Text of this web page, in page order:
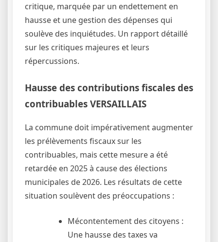
critique, marquée par un endettement en
hausse et une gestion des dépenses qui
soulève des inquiétudes. Un rapport détaillé
sur les critiques majeures et leurs
répercussions.
Hausse des contributions fiscales des
contribuables VERSAILLAIS
La commune doit impérativement augmenter
les prélèvements fiscaux sur les
contribuables, mais cette mesure a été
retardée en 2025 à cause des élections
municipales de 2026. Les résultats de cette
situation soulèvent des préoccupations :
Mécontentement des citoyens :
Une hausse des taxes va